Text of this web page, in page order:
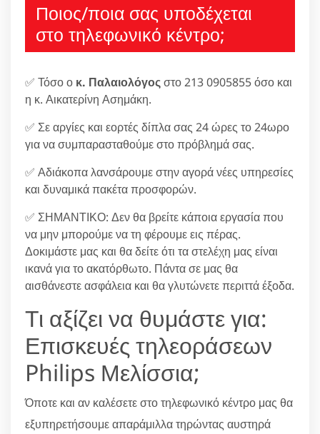
Ποιος/ποια σας υποδέχεται
στο τηλεφωνικό κέντρο;
✅ Τόσο ο κ. Παλαιολόγοςστο 213 0905855 όσο και
η κ. Αικατερίνη Ασημάκη.
✅ Σε αργίες και εορτές δίπλα σας 24 ώρες το 24ωρο
για να συμπαρασταθούμε στο πρόβλημά σας.
✅ Αδιάκοπα λανσάρουμε στην αγορά νέες υπηρεσίες
και δυναμικά πακέτα προσφορών.
✅ ΣΗΜΑΝΤΙΚΟ: Δεν θα βρείτε κάποια εργασία που
να μην μπορούμε να τη φέρουμε εις πέρας.
Δοκιμάστε μας και θα δείτε ότι τα στελέχη μας είναι
ικανά για το ακατόρθωτο. Πάντα σε μας θα
αισθάνεστε ασφάλεια και θα γλυτώνετε περιττά έξοδα.
Τι αξίζει να θυμάστε για:
Επισκευές τηλεοράσεων
Philips Μελίσσια;
Όποτε και αν καλέσετε στο τηλεφωνικό κέντρο μας θα
εξυπηρετήσουμε απαράμιλλα τηρώντας αυστηρά